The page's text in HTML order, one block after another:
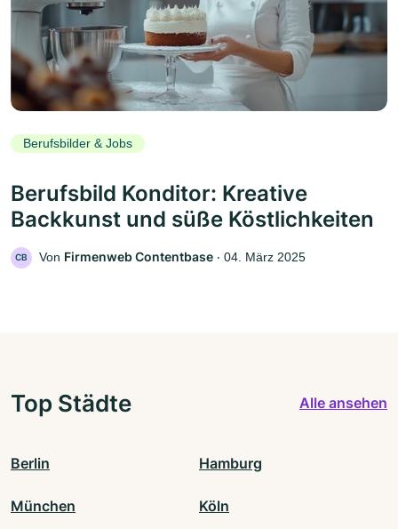
Berufsbilder & Jobs
Berufsbild Konditor: Kreative
Backkunst und süße Köstlichkeiten
CB Von Firmenweb Contentbase ‧ 04. März 2025
Top Städte Alle ansehen
Berlin Hamburg
München Köln